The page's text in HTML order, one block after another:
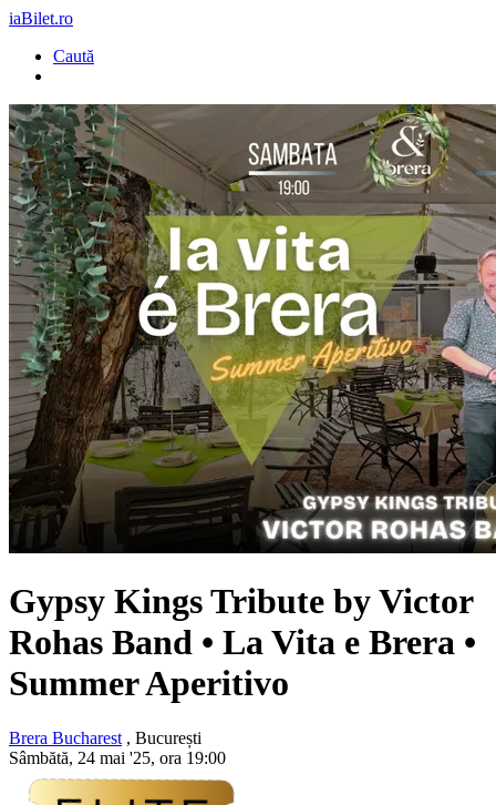
iaBilet.ro
Caută
Gypsy Kings Tribute byVictor
Rohas Band • La Vita e Brera •
Summer Aperitivo
Brera Bucharest , București
Sâmbătă, 24 mai '25, ora 19:00